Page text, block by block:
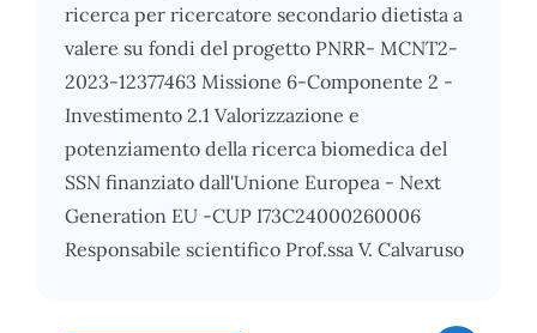
ricerca per ricercatore secondario dietista a
valere su fondi del progetto PNRR- MCNT2-
2023-12377463 Missione 6-Componente 2 -
Investimento 2.1 Valorizzazione e
potenziamento della ricerca biomedica del
SSN finanziato dall'Unione Europea - Next
Generation EU -CUP I73C24000260006
Responsabile scientifico Prof.ssa V. Calvaruso